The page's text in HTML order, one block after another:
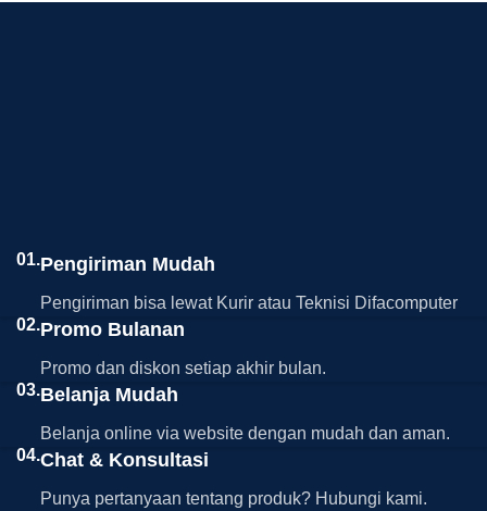
01.Pengiriman Mudah
Pengiriman bisa lewat Kurir atau Teknisi Difacomputer
02.Promo Bulanan
Promo dan diskon setiap akhir bulan.
03.Belanja Mudah
Belanja online via website dengan mudah dan aman.
04.Chat & Konsultasi
Punya pertanyaan tentang produk? Hubungi kami.